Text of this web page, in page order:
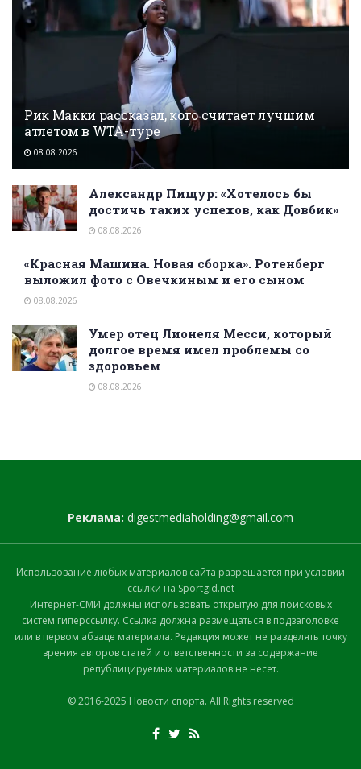
Рик Макки рассказал, кого считает лучшим
атлетом в WTA-туре
08.08.2026
Александр Пищур: «Хотелось бы
достичь таких успехов, как Довбик»
08.08.2026
«Красная Машина. Новая сборка». Ротенберг
выложил фото с Овечкиным и его сыном
08.08.2026
Умер отец Лионеля Месси, который
долгое время имел проблемы со
здоровьем
08.08.2026
Реклама: digestmediaholding@gmail.com
Использование любых материалов сайта разрешается при условии
ссылки на Sportgid.net
Интернет-СМИ должны использовать открытую для поисковых
систем гиперссылку. Ссылка должна размещаться в подзаголовке
или в первом абзаце материала. Редакция может не разделять точку
зрения авторов статей и ответственности за содержание
републицируемых материалов не несет.
© 2016-2025 Новости спорта. All Rights reserved